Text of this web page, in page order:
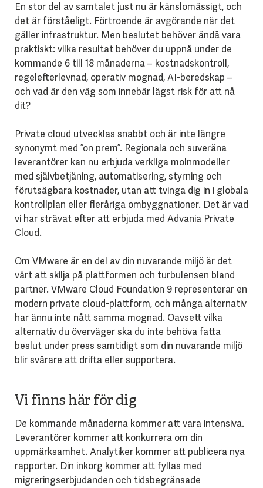
En stor del av samtalet just nu är känslomässigt, och
det är förståeligt. Förtroende är avgörande när det
gäller infrastruktur. Men beslutet behöver ändå vara
praktiskt: vilka resultat behöver du uppnå under de
kommande 6 till 18 månaderna – kostnadskontroll,
regelefterlevnad, operativ mognad, AI-beredskap –
och vad är den väg som innebär lägst risk för att nå
dit?
Private cloud utvecklas snabbt och är inte längre
synonymt med ”on prem”. Regionala och suveräna
leverantörer kan nu erbjuda verkliga molnmodeller
med självbetjäning, automatisering, styrning och
förutsägbara kostnader, utan att tvinga dig in i globala
kontrollplan eller fleråriga ombyggnationer. Det är vad
vi har strävat efter att erbjuda med Advania Private
Cloud.
Om VMware är en del av din nuvarande miljö är det
värt att skilja på plattformen och turbulensen bland
partner. VMware Cloud Foundation 9 representerar en
modern private cloud-plattform, och många alternativ
har ännu inte nått samma mognad. Oavsett vilka
alternativ du överväger ska du inte behöva fatta
beslut under press samtidigt som din nuvarande miljö
blir svårare att drifta eller supportera.
Vi finns här för dig
De kommande månaderna kommer att vara intensiva.
Leverantörer kommer att konkurrera om din
uppmärksamhet. Analytiker kommer att publicera nya
rapporter. Din inkorg kommer att fyllas med
migreringserbjudanden och tidsbegränsade